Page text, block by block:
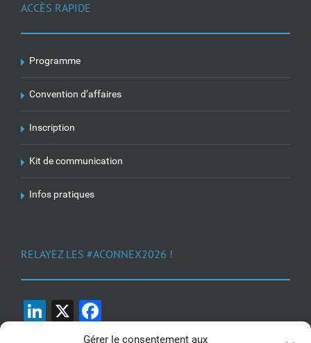
Gérer le consentement aux
ACCÈS RAPIDE
Programme
Convention d’affaires
Inscription
Kit de communication
Infos pratiques
RELAYEZ LES #ACONNEX2026 !
LinkedIn
X